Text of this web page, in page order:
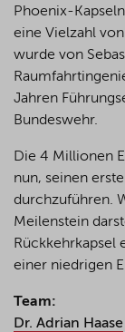
Phoenix-
eine Vielzahl
wurde von
Jahren
Bundeswehr.
Die 4 Millionen
nun, seinen
durchzuführen.
Meilenstein
Rückkehrkapsel
einer niedrigen
Team:
Dr. Adrian Haase